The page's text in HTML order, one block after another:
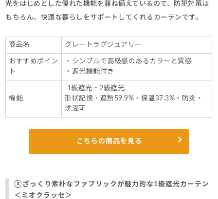
光をはじめとした優れた機能を兼ね備えているので、防犯対策は
もちろん、快適な暮らしをサポートしてくれるカーテンです。
商品名 グレートラグジュアリー
おすすめポイン
ト
・シンプルで高級感のあるカラーと質感
・遮光機能付き
機能
1級遮光・2級遮光
形状記憶・遮熱59.9%・保温37.3%・防炎・
洗濯可
こちらの商品を見る
③ざっくり素朴なファブリックが魅力的な1級遮光カーテン
＜ミオクラッセ＞